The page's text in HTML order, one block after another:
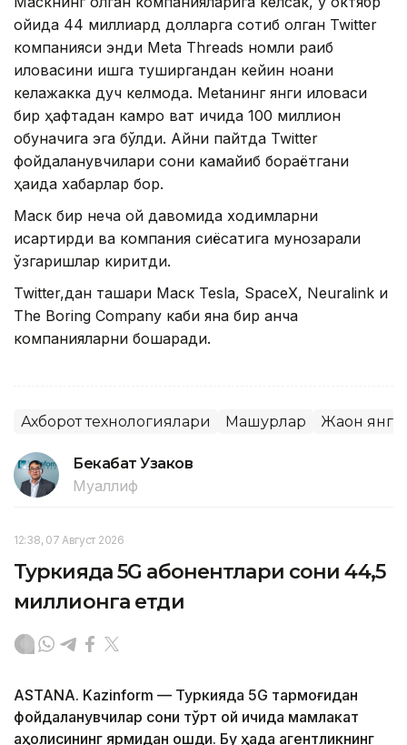
ойида 44 миллиард долларга сотиб олган Twitter
компанияси энди Meta Threads номли рақиб
иловасини ишга туширгандан кейин ноаниқ
келажакка дуч келмоқда. Metaнинг янги иловаси
бир ҳафтадан камроқ вақт ичида 100 миллион
обуначига эга бўлди. Айни пайтда Twitter
фойдаланувчилари сони камайиб бораётгани
ҳақида хабарлар бор.
Маск бир неча ой давомида ходимларни
қисқартирди ва компания сиёсатига мунозарали
ўзгаришлар киритди.
Twitter,дан ташқари Маск Tesla, SpaceX, Neuralink и
The Boring Company каби яна бир қанча
компанияларни бошқаради.
Ахборот технологиялари Машҳурлар Жаҳон
Бекабат Узаков
Муаллиф
12:38, 07 Август 2026
Туркияда 5G абонентлари сони 44,5
миллионга етди
ASTANA. Kazinform — Туркияда 5G тармоғидан
фойдаланувчилар сони тўрт ой ичида мамлакат
аҳолисининг ярмидан ошди. Бу ҳақда агентликнинг